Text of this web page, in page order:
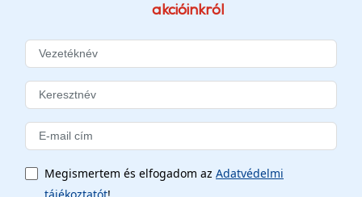
akcióinkról
Megismertem és elfogadom az Adatvédelmi